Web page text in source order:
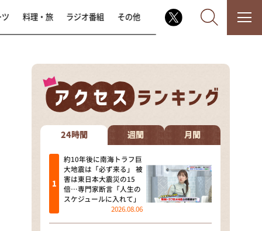
なるみ・岡村の過ぎるTV
相席食堂
これ余談なんですけど・・・
～人生密着トークバラエティ！
～ やすとものいたって真剣です
探偵！ナイトスクープ
料理・旅 ラジオ番組 その他
24時間 週間 月間
約10年後に南海トラフ巨
大地震は「必ず来る」 被
害は東日本大震災の15
倍…専門家断言「人生の
スケジュールに入れて」
2026.08.06